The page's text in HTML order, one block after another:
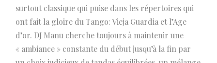
surtout classique qui puise dans les répertoires qui
ont fait la gloire du Tango: Vieja Guardia et l’Age
d’or. DJ Manu cherche toujours à maintenir une
« ambiance » constante du début jusqu’à la fin par